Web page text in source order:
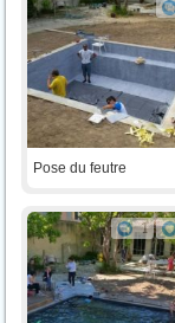
Pose du feutre
1